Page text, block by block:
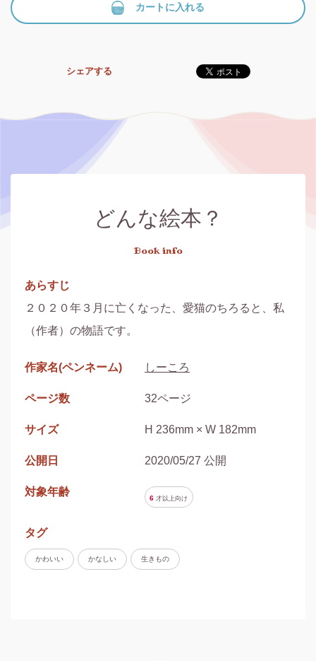
カートに入れる
シェアする
どんな絵本？
Book info
あらすじ
２０２０年３月に亡くなった、愛猫のちろると、私
（作者）の物語です。
作家名(ペンネーム) しーころ
ページ数 32ページ
サイズ H 236mm × W 182mm
公開日 2020/05/27 公開
対象年齢
6 才以上向け
タグ
かわいい かなしい 生きもの